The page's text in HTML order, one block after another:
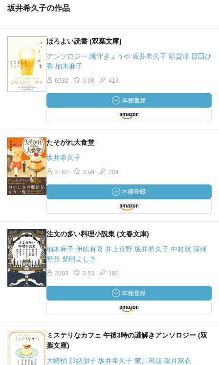
坂井希久子の作品
ほろよい読書 (双葉文庫)
アンソロジー 織守きょうや 坂井希久子 額賀澪 原田ひ
香 柚木麻子
6932 3.68 413
たそがれ大食堂
坂井希久子
2182 3.99 204
注文の多い料理小説集 (文春文庫)
柚木麻子 伊吹有喜 井上荒野 坂井希久子 中村航 深緑
野分 柴田よしき
2003 3.53 180
ミステリなカフェ 午後3時の謎解きアンソロジー (双
葉文庫)
大崎梢 加納朋子 坂井希久子 東川篤哉 望月麻衣